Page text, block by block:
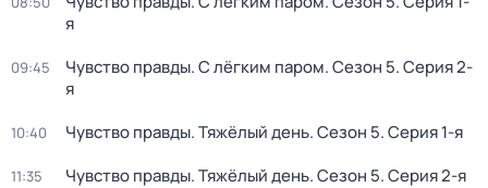
я
09:45 Чувство правды. С лёгким паром. Сезон 5. Серия 2-
я
10:40 Чувство правды. Тяжёлый день. Сезон 5. Серия 1-я
11:35 Чувство правды. Тяжёлый день. Сезон 5. Серия 2-я